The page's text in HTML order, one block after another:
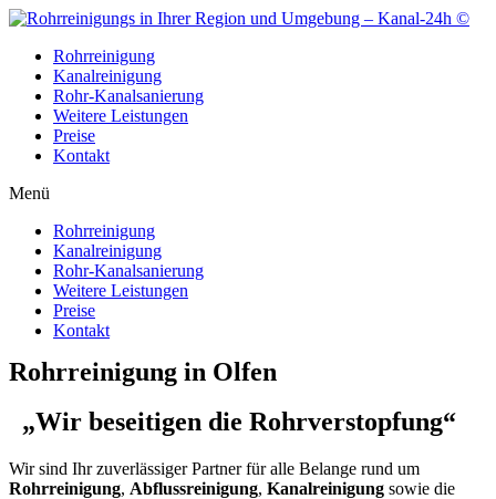
Zum
wechselnRohrreinigung
Kanalreinigung
Rohr-Kanalsanierung
Weitere Leistungen
Preise
Kontakt
Menü
Rohrreinigung
Kanalreinigung
Rohr-Kanalsanierung
Weitere Leistungen
Preise
Kontakt
Rohrreinigung in Olfen
„Wir beseitigen die Rohrverstopfung“
Wir sind Ihr zuverlässiger Partner für alle Belange rund um
Rohrreinigung, Abflussreinigung, Kanalreinigung sowie die